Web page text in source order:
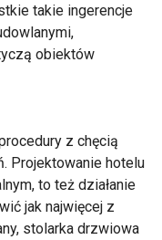
takie ingerencje
obiektów
z chęcią
Projektowanie hotelu
to też działanie
jak najwięcej z
stolarka drzwiowa